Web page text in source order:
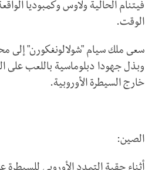
فيتنام الحالية ولاوس وكمبوديا
الوقت.
سعى ملك سيام "شولالونغكورن" إلى
وبذل جهودا دبلوماسية باللعب على
خارج السيطرة الأوروبية.
الصين: